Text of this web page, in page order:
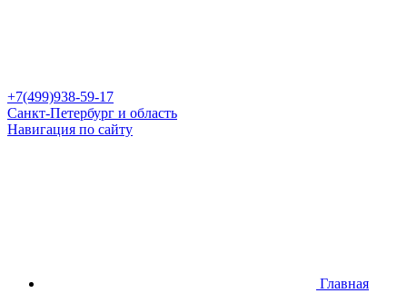
+7(499)938-59-17
Санкт-Петербург и область
Навигация по сайту
Главная